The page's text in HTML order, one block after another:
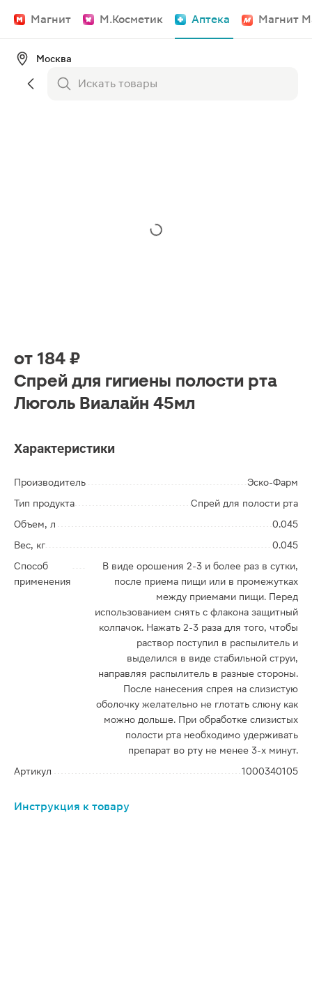
Магнит М.Косметик Аптека Магнит
Москва
от 184 ₽
Спрей для гигиены полости рта
Люголь Виалайн 45мл
Характеристики
Производитель
Эско-Фарм
Тип продукта
Спрей для полости рта
Объем, л
0.045
Вес, кг
0.045
Способ
применения
В виде орошения 2-3 и более раз в сутки,
после приема пищи или в промежутках
между приемами пищи. Перед
использованием снять с флакона защитный
колпачок. Нажать 2-3 раза для того, чтобы
раствор поступил в распылитель и
выделился в виде стабильной струи,
направляя распылитель в разные стороны.
После нанесения спрея на слизистую
оболочку желательно не глотать слюну как
можно дольше. При обработке слизистых
полости рта необходимо удерживать
препарат во рту не менее 3-х минут.
Артикул
1000340105
Инструкция к товару